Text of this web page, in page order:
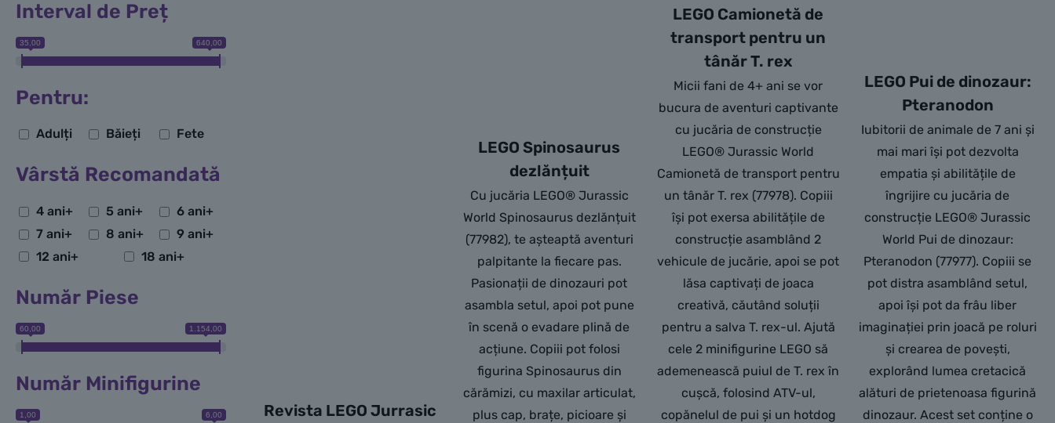
Revista LEGO Jurrasic
LEGO Spinosaurus
dezlănțuit
Cu jucăria LEGO® Jurassic
World Spinosaurus dezlănțuit
(77982), te așteaptă aventuri
palpitante la fiecare pas.
Pasionații de dinozauri pot
asambla setul, apoi pot pune
în scenă o evadare plină de
acțiune. Copiii pot folosi
figurina Spinosaurus din
cărămizi, cu maxilar articulat,
plus cap, brațe, picioare și
LEGO Camionetă de
transport pentru un
tânăr T. rex
Micii fani de 4+ ani se vor
bucura de aventuri captivante
cu jucăria de construcție
LEGO® Jurassic World
Camionetă de transport pentru
un tânăr T. rex (77978). Copiii
își pot exersa abilitățile de
construcție asamblând 2
vehicule de jucărie, apoi se pot
lăsa captivați de joaca
creativă, căutând soluții
pentru a salva T. rex-ul. Ajută
cele 2 minifigurine LEGO să
ademenească puiul de T. rex în
cușcă, folosind ATV-ul,
copănelul de pui și un hotdog
LEGO Pui de dinozaur:
Pteranodon
Iubitorii de animale de 7 ani și
mai mari își pot dezvolta
empatia și abilitățile de
îngrijire cu jucăria de
construcție LEGO® Jurassic
World Pui de dinozaur:
Pteranodon (77977). Copiii se
pot distra asamblând setul,
apoi își pot da frâu liber
imaginației prin joacă pe roluri
și crearea de povești,
explorând lumea cretacică
alături de prietenoasa figurină
dinozaur. Acest set conține o
Interval de Preț
35,00 640,00
Pentru:
Adulți Băieți Fete
Vârstă Recomandată
4 ani+ 5 ani+
6 ani+
7 ani+
8 ani+
9 ani+
12 ani+
18 ani+
Număr Piese
60,00 1.154,00
Număr Minifigurine
1,00 6,00